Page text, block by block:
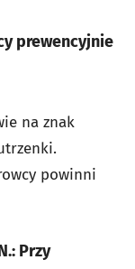
prewencyjnie
na znak
powinni
Przy